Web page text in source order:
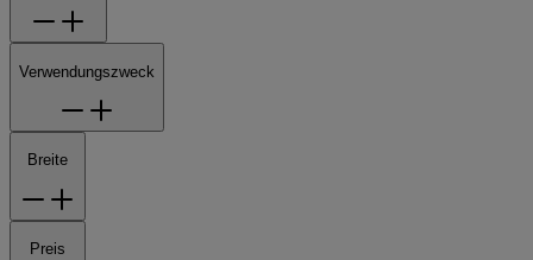
Verwendungszweck
Breite
Preis